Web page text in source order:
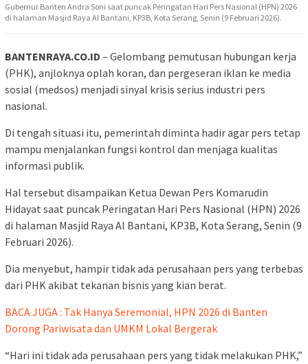
Gubernur Banten Andra Soni saat puncak Peringatan Hari Pers Nasional (HPN) 2026
di halaman Masjid Raya Al Bantani, KP3B, Kota Serang, Senin (9 Februari 2026).
BANTENRAYA.CO.ID – Gelombang pemutusan hubungan kerja
(PHK), anjloknya oplah koran, dan pergeseran iklan ke media
sosial (medsos) menjadi sinyal krisis serius industri pers
nasional.
Di tengah situasi itu, pemerintah diminta hadir agar pers tetap
mampu menjalankan fungsi kontrol dan menjaga kualitas
informasi publik.
Hal tersebut disampaikan Ketua Dewan Pers Komarudin
Hidayat saat puncak Peringatan Hari Pers Nasional (HPN) 2026
di halaman Masjid Raya Al Bantani, KP3B, Kota Serang, Senin (9
Februari 2026).
Dia menyebut, hampir tidak ada perusahaan pers yang terbebas
dari PHK akibat tekanan bisnis yang kian berat.
BACA JUGA : Tak Hanya Seremonial, HPN 2026 di Banten
Dorong Pariwisata dan UMKM Lokal Bergerak
“Hari ini tidak ada perusahaan pers yang tidak melakukan PHK,”